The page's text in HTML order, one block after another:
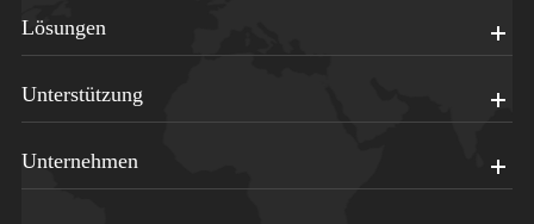
Lösungen
Unterstützung
Unternehmen